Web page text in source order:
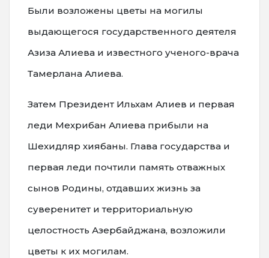
Были возложены цветы на могилы
выдающегося государственного деятеля
Азиза Алиева и известного ученого-врача
Тамерлана Алиева.
Затем Президент Ильхам Алиев и первая
леди Мехрибан Алиева прибыли на
Шехидляр хиябаны. Глава государства и
первая леди почтили память отважных
сынов Родины, отдавших жизнь за
суверенитет и территориальную
целостность Азербайджана, возложили
цветы к их могилам.